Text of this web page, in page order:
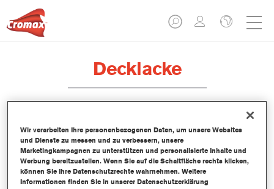
Decklacke
LI420 Imron® Fleet Line Industrie 1K
Acryl Binder
Artikelnummer LI420 3.50 LI
Wir verarbeiten Ihre personenbezogenen Daten, um unsere Websites
und Dienste zu messen und zu verbessern, unsere
Marketingkampagnen zu unterstützen und personalisierte Inhalte und
Werbung bereitzustellen. Wenn Sie auf die Schaltfläche rechts klicken,
können Sie Ihre Datenschutzrechte wahrnehmen. Weitere
Informationen finden Sie in unserer Datenschutzerklärung